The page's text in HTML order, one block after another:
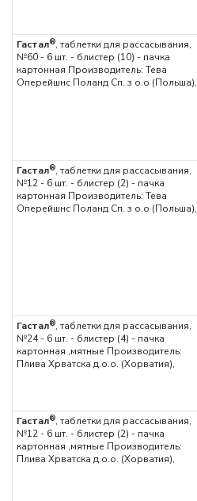
Гастал®, таблетки для рассасывания,
№60 - 6 шт. - блистер (10) - пачка
картонная Производитель: Тева
Оперейшнс Поланд Сп. з о.о (Польша),
Гастал®, таблетки для рассасывания,
№12 - 6 шт. - блистер (2) - пачка
картонная Производитель: Тева
Оперейшнс Поланд Сп. з о.о (Польша),
Гастал®, таблетки для рассасывания,
№24 - 6 шт. - блистер (4) - пачка
картонная ,мятные Производитель:
Плива Хрватска д.о.о. (Хорватия),
Гастал®, таблетки для рассасывания,
№12 - 6 шт. - блистер (2) - пачка
картонная ,мятные Производитель:
Плива Хрватска д.о.о. (Хорватия),